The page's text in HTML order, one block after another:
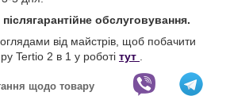
післягарантійне обслуговування.
від майстрів, щоб побачити
Tertio 2 в 1 у роботі тут
щодо товару